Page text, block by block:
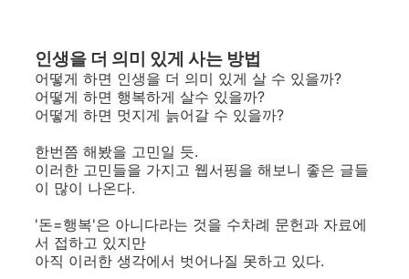
인생을 더 의미 있게 사는 방법
어떻게 하면 인생을 더 의미 있게 살 수 있을까?
어떻게 하면 행복하게 살수 있을까?
어떻게 하면 멋지게 늙어갈 수 있을까?
한번쯤 해봤을 고민일 듯.
이러한 고민들을 가지고 웹서핑을 해보니 좋은 글들
이 많이 나온다.
'돈=행복'은 아니다라는 것을 수차례 문헌과 자료에
서 접하고 있지만
아직 이러한 생각에서 벗어나질 못하고 있다.